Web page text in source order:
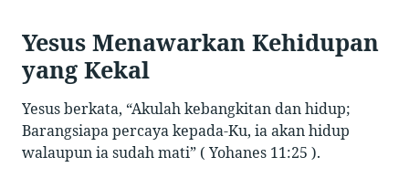
Yesus Menawarkan Kehidupan
yang Kekal
Yesus berkata, “Akulah kebangkitan dan hidup;
Barangsiapa percaya kepada-Ku, ia akan hidup
walaupun ia sudah mati” ( Yohanes 11:25 ).